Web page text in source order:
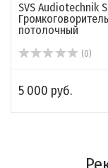
SVS Audiotechnik
Громкоговоритель
потолочный
(0)
5 000 руб.